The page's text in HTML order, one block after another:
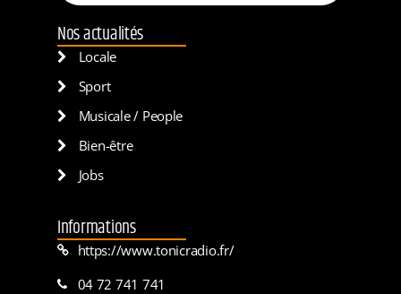
Nos actualités
Locale
Sport
Musicale / People
Bien-être
Jobs
Informations
https://www.tonicradio.fr/
04 72 741 741